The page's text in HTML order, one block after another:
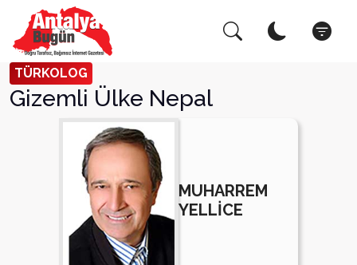
TÜRKOLOG
Gizemli Ülke Nepal
MUHARREM
YELLİCE
Arama Yap! Kapat